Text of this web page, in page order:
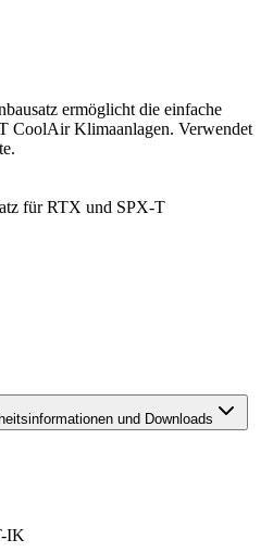
ermöglicht die einfache
CoolAir Klimaanlagen. Verwendet
für RTX und SPX-T
und Downloads
IK